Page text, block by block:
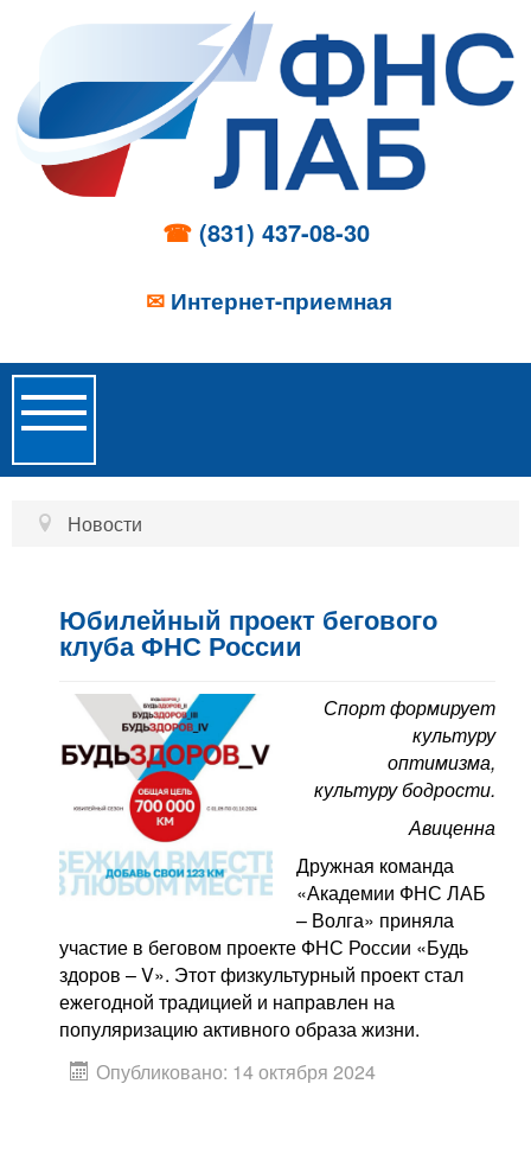
☎ (831) 437-08-30
✉ Интернет-приемная
Toggle
Navigation
Главная
Новости
Образовательные услуги
Услуги проживания
Контакты
Новости
Юбилейный проект бегового
клуба ФНС России
Спорт формирует
культуру
оптимизма,
культуру бодрости.
Авиценна
Дружная команда
«Академии ФНС ЛАБ
– Волга» приняла
участие в беговом проекте ФНС России «Будь
здоров – V». Этот физкультурный проект стал
ежегодной традицией и направлен на
популяризацию активного образа жизни.
Опубликовано: 14 октября 2024